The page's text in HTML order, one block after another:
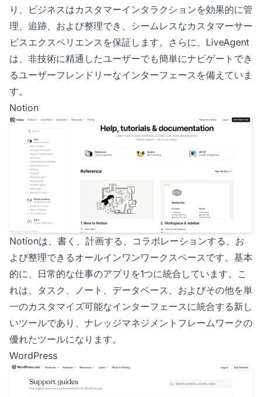
り、ビジネスはカスタマーインタラクションを効果的に管
理、追跡、および整理でき、シームレスなカスタマーサー
ビスエクスペリエンスを保証します。さらに、LiveAgent
は、非技術に精通したユーザーでも簡単にナビゲートでき
るユーザーフレンドリーなインターフェースを備えていま
す。
Notion
Notionは、書く、計画する、コラボレーションする、お
よび整理できるオールインワンワークスペースです。基本
的に、日常的な仕事のアプリを1つに統合しています。こ
れは、タスク、ノート、データベース、およびその他を単
一のカスタマイズ可能なインターフェースに統合する新し
いツールであり、ナレッジマネジメントフレームワークの
優れたツールになります。
WordPress